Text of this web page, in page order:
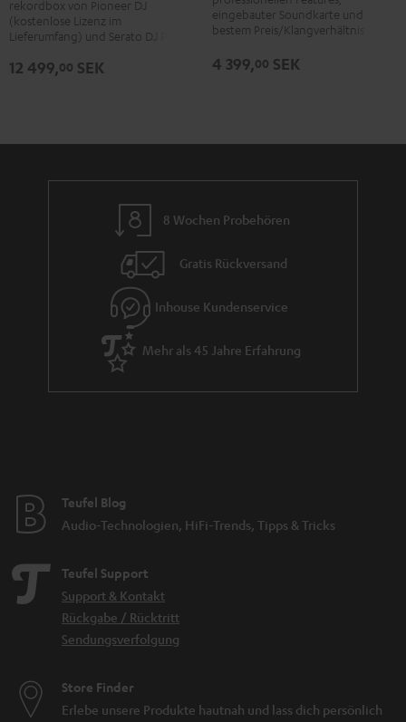
Schwarz
rekordbox von Pioneer DJ
(kostenlose Lizenz im
Lieferumfang) und Serato DJ Pro
12 499,00 SEK
Schwarz
eingebauter Soundkarte und
bestem Preis/Klangverhältnis
4 399,00 SEK
8 Wochen Probehören
Gratis Rückversand
Inhouse Kundenservice
Mehr als 45 Jahre Erfahrung
Teufel Blog
Audio-Technologien, HiFi-Trends, Tipps & Tricks
Teufel Support
Support & Kontakt
Rückgabe / Rücktritt
Sendungsverfolgung
Store Finder
Erlebe unsere Produkte hautnah und lass dich persönlich